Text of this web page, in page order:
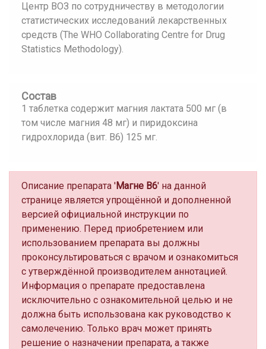
Центр ВОЗ по сотрудничеству в методологии
статистических исследований лекарственных
средств (The WHO Collaborating Centre for Drug
Statistics Methodology).
Состав
1 таблетка содержит магния лактата 500 мг (в
том числе магния 48 мг) и пиридоксина
гидрохлорида (вит. В6) 125 мг.
Описание препарата 'Магне B6' на данной
странице является упрощённой и дополненной
версией официальной инструкции по
применению. Перед приобретением или
использованием препарата вы должны
проконсультироваться с врачом и ознакомиться
с утверждённой производителем аннотацией.
Информация о препарате предоставлена
исключительно с ознакомительной целью и не
должна быть использована как руководство к
самолечению. Только врач может принять
решение о назначении препарата, а также